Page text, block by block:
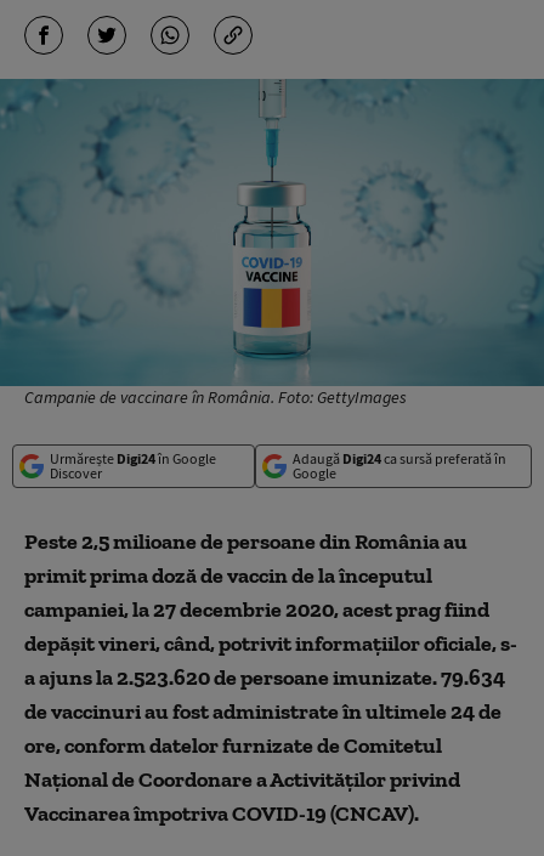
Campanie de vaccinare în România. Foto: GettyImages
Urmărește Digi24în Google
Discover
Adaugă Digi24ca sursă preferată în
Google
Peste 2,5 milioane de persoane din România au
primit prima doză de vaccin de la începutul
campaniei, la 27 decembrie 2020, acest prag fiind
depășit vineri, când, potrivit informațiilor oficiale, s-
a ajuns la 2.523.620 de persoane imunizate. 79.634
de vaccinuri au fost administrate în ultimele 24 de
ore, conform datelor furnizate de Comitetul
Național de Coordonare a Activităților privind
Vaccinarea împotriva COVID-19 (CNCAV).